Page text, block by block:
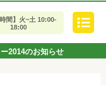
時間】火~土 10:00-
18:00
2014のお知らせ